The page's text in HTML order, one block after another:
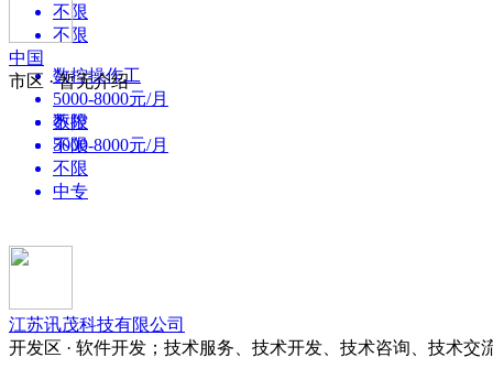
不限
不限
数控操作工
5000-8000元/月
不限
不限
中国
市区 · 暂无介绍
数控
5000-8000元/月
不限
中专
江苏讯茂科技有限公司
开发区 · 软件开发；技术服务、技术开发、技术咨询、技术交